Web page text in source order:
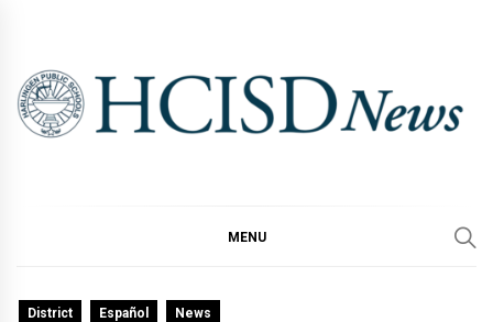
content
MENU
District Español News